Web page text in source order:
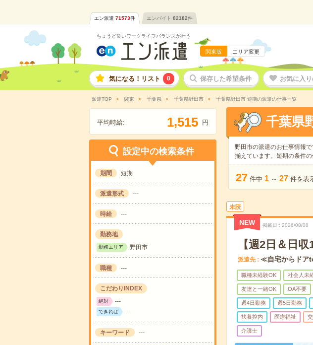
エン派遣 71573件 エンバイト 82182件
ちょうど良いワークライフバランスが叶う
関東版 エリア変更
気になる！リスト 0 保存した希望条件 お気に入
派遣TOP 関東 千葉県 千葉県野田市 千葉県野田市 短期の派遣の仕事一覧
平均時給: 1,515 円
設定中の検索条件
期間 短期
派遣形式 ---
時給 ---
勤務地
勤務エリア 野田市
職種 ---
こだわりINDEX
絶対 ---
できれば ---
キーワード ---
千葉県
野田市の派遣のお仕事情報で
揃えています。短期の条件の
27 件中 1 ～ 27 件を表
未読
NEW 掲載日 2026/08/08
【週2日＆日
派遣先 ≪自宅からドア
職種未経験OK 社会人未
友達と一緒OK OA不要
週4日勤務 週5日勤務
扶養控内 医療福祉
介護士